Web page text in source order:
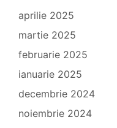
aprilie 2025
martie 2025
februarie 2025
ianuarie 2025
decembrie 2024
noiembrie 2024